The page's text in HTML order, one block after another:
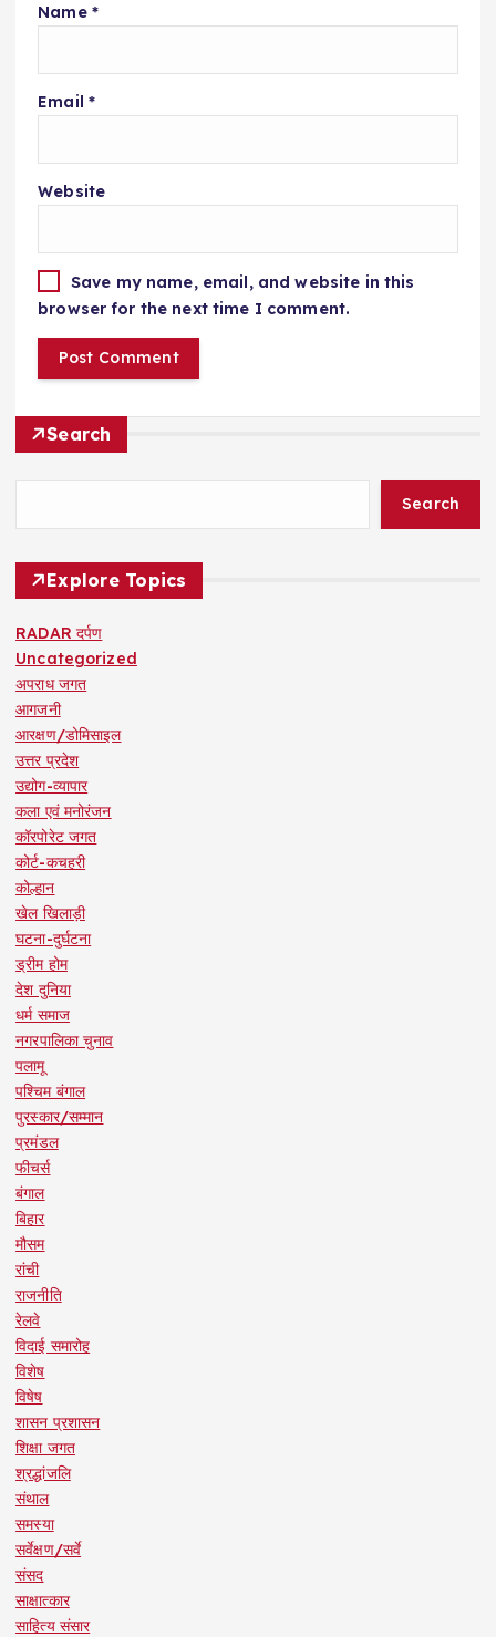
Name *
Email *
Website
Save my name, email, and website in this
browser for the next time I comment.
Search
Search
Explore Topics
RADAR दर्पण
Uncategorized
अपराध जगत
आगजनी
आरक्षण/डोमिसाइल
उत्तर प्रदेश
उद्योग-व्यापार
कला एवं मनोरंजन
कॉरपोरेट जगत
कोर्ट-कचहरी
कोल्हान
खेल खिलाड़ी
घटना-दुर्घटना
ड्रीम होम
देश दुनिया
धर्म समाज
नगरपालिका चुनाव
पलामू
पश्चिम बंगाल
पुरस्कार/सम्मान
प्रमंडल
फीचर्स
बंगाल
बिहार
मौसम
रांची
राजनीति
रेलवे
विदाई समारोह
विशेष
विषेष
शासन प्रशासन
शिक्षा जगत
श्रद्धांजलि
संथाल
समस्या
सर्वेक्षण/सर्वे
संसद
साक्षात्कार
साहित्य संसार